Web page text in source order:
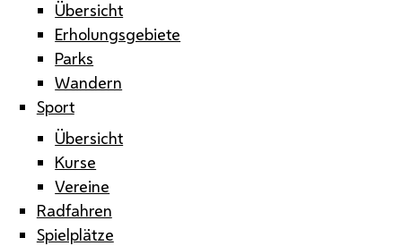
Übersicht
Erholungsgebiete
Parks
Wandern
Sport
Übersicht
Kurse
Vereine
Radfahren
Spielplätze